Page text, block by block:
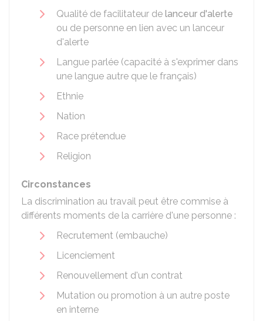
Qualité de facilitateur de lanceur d'alerte
ou de personne en lien avec un lanceur
d'alerte
Langue parlée (capacité à s'exprimer dans
une langue autre que le français)
Ethnie
Nation
Race prétendue
Religion
Circonstances
La discrimination au travail peut être commise à
différents moments de la carrière d'une personne :
Recrutement (embauche)
Licenciement
Renouvellement d'un contrat
Mutation ou promotion à un autre poste
en interne